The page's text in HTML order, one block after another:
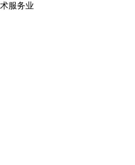
术服务业